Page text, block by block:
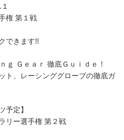
権 第１戦
できます!!
ｇ Ｇｅａｒ 徹底Ｇｕｉｄｅ！
ト、レーシンググローブの徹底ガ
予定】
リー選手権 第２戦